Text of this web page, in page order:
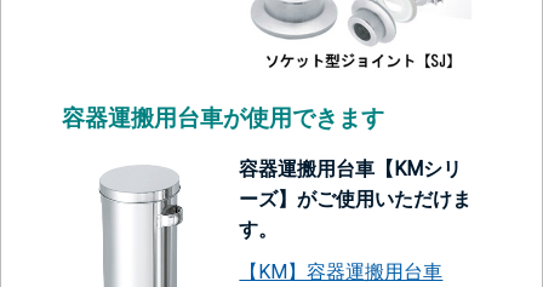
容器運搬用台車が使用できます
容器運搬用台車【KMシリ
ーズ】がご使用いただけま
す。
【KM】容器運搬用台車